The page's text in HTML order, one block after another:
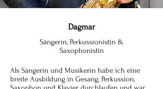
Dagmar
Sängerin, Perkussionistin &
Saxophonistin
Als Sängerin und Musikerin habe ich eine
breite Ausbildung in Gesang, Perkussion,